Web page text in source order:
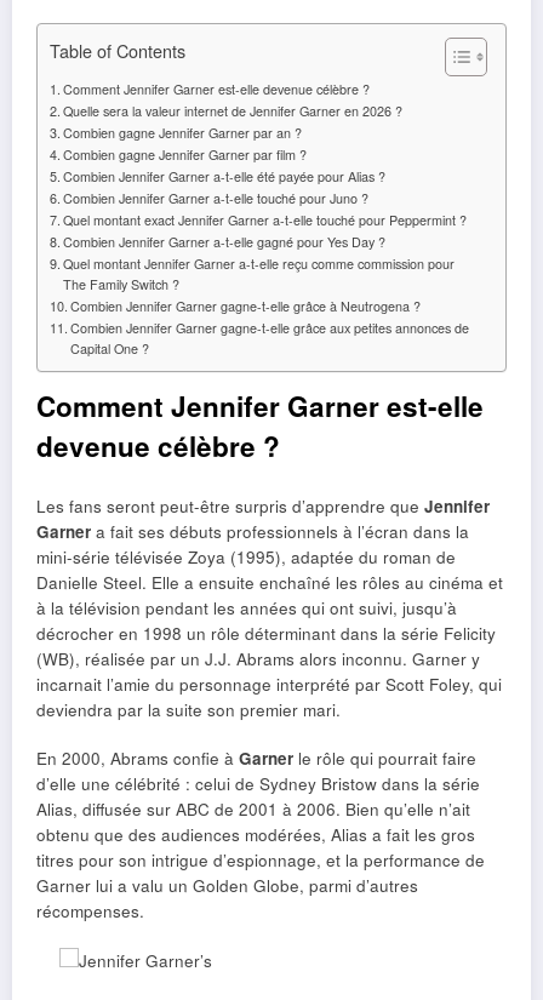
Table of Contents
Comment Jennifer Garner est-elle devenue célèbre ?
Quelle sera la valeur internet de Jennifer Garner en 2026 ?
Combien gagne Jennifer Garner par an ?
Combien gagne Jennifer Garner par film ?
Combien Jennifer Garner a-t-elle été payée pour Alias ​​?
Combien Jennifer Garner a-t-elle touché pour Juno ?
Quel montant exact Jennifer Garner a-t-elle touché pour Peppermint ?
Combien Jennifer Garner a-t-elle gagné pour Yes Day ?
Quel montant Jennifer Garner a-t-elle reçu comme commission pour
The Family Switch ?
Combien Jennifer Garner gagne-t-elle grâce à Neutrogena ?
Combien Jennifer Garner gagne-t-elle grâce aux petites annonces de
Capital One ?
Comment Jennifer Garner est-elle
devenue célèbre ?
Les fans seront peut-être surpris d’apprendre que Jennifer
Garner a fait ses débuts professionnels à l’écran dans la
mini-série télévisée Zoya (1995), adaptée du roman de
Danielle Steel. Elle a ensuite enchaîné les rôles au cinéma et
à la télévision pendant les années qui ont suivi, jusqu’à
décrocher en 1998 un rôle déterminant dans la série Felicity
(WB), réalisée par un J.J. Abrams alors inconnu. Garner y
incarnait l’amie du personnage interprété par Scott Foley, qui
deviendra par la suite son premier mari.
En 2000, Abrams confie à Garner le rôle qui pourrait faire
d’elle une célébrité : celui de Sydney Bristow dans la série
Alias, diffusée sur ABC de 2001 à 2006. Bien qu’elle n’ait
obtenu que des audiences modérées, Alias ​​a fait les gros
titres pour son intrigue d’espionnage, et la performance de
Garner lui a valu un Golden Globe, parmi d’autres
récompenses.